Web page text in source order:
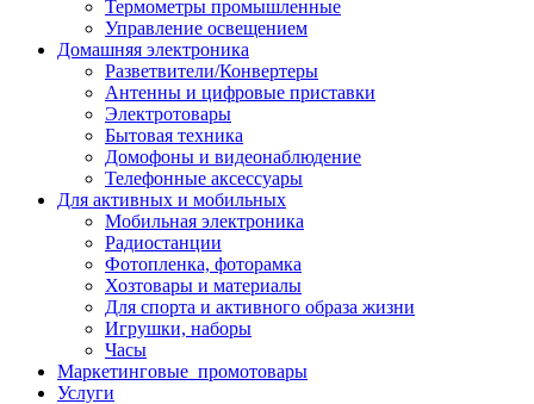
Термометры промышленные
Управление освещением
Домашняя электроника
Разветвители/Конвертеры
Антенны и цифровые приставки
Электротовары
Бытовая техника
Домофоны и видеонаблюдение
Телефонные аксессуары
Для активных и мобильных
Мобильная электроника
Радиостанции
Фотопленка, фоторамка
Хозтовары и материалы
Для спорта и активного образа жизни
Игрушки, наборы
Часы
Маркетинговые_промотовары
Услуги